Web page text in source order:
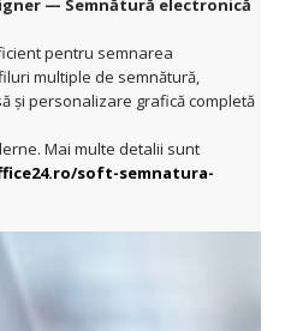
— Semnătură electronică
pentru semnarea
multiple de semnătură,
și personalizare grafică completă
Mai multe detalii sunt
soft-semnatura-